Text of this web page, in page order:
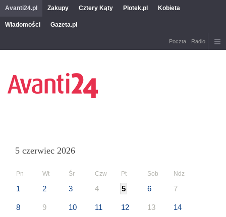
Avanti24.pl Zakupy Cztery Kąty Plotek.pl Kobieta
Wiadomości Gazeta.pl
Poczta Radio
5 czerwiec 2026
Pn Wt Śr Czw Pt Sob Ndz
1 2 3 4 5 6 7
8 9 10 11 12 13 14